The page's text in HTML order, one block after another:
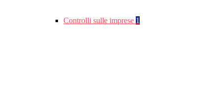
Controlli sulle imprese 1